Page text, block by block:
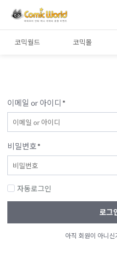
코믹월드 코믹몰
이메일 or 아이디 *
비밀번호*
자동로그인
로그
아직 회원이 아니신